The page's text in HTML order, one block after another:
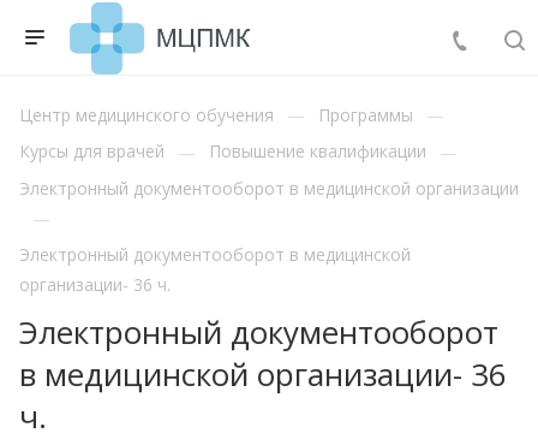
Центр медицинского обучения
Программы
Курсы для врачей
Повышение квалификации
Электронный документооборот в медицинской организации
Электронный документооборот в медицинской
организации- 36 ч.
Электронный документооборот
в медицинской организации- 36
ч.